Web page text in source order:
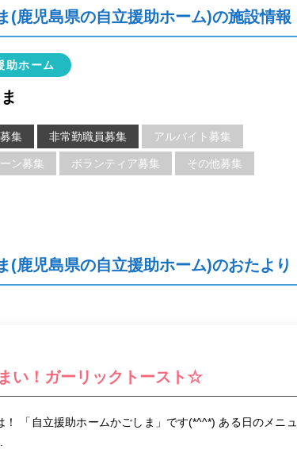
(鹿児島県の自立援助ホーム)の施設情報
助ホーム
集 非常勤職員募集 アルバイト募集
ン募集 ボランティア募集 その他募集
(鹿児島県の自立援助ホーム)のおたより
い！ガーリックトースト☆
！ 「自立援助ホームかごしま」です(*^^*) ある日のメニ